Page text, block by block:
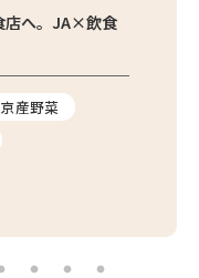
店へ。JA×飲食
産野菜